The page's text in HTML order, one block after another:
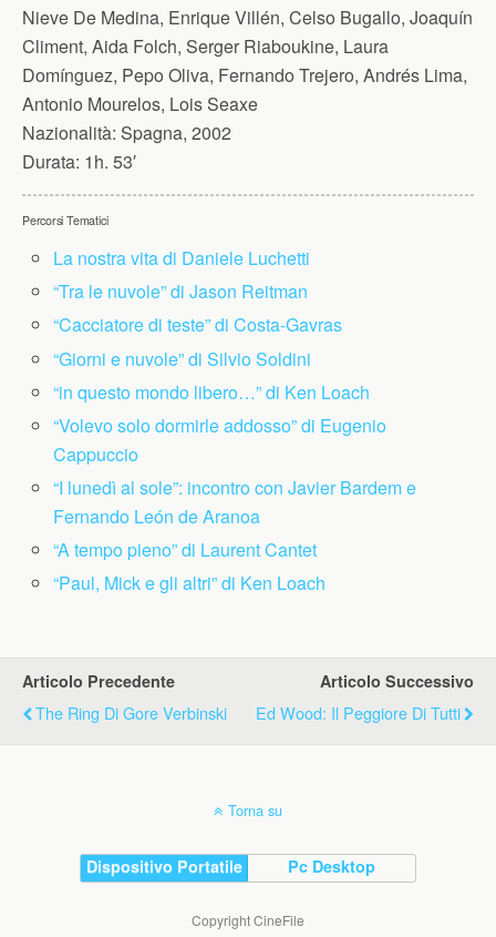
Nieve De Medina, Enrique Villén, Celso Bugallo, Joaquín
Climent, Aida Folch, Serger Riaboukine, Laura
Domínguez, Pepo Oliva, Fernando Trejero, Andrés Lima,
Antonio Mourelos, Lois Seaxe
Nazionalità: Spagna, 2002
Durata: 1h. 53′
Percorsi Tematici
La nostra vita di Daniele Luchetti
“Tra le nuvole” di Jason Reitman
“Cacciatore di teste” di Costa-Gavras
“Giorni e nuvole” di Silvio Soldini
“in questo mondo libero…” di Ken Loach
“Volevo solo dormirle addosso” di Eugenio
Cappuccio
“I lunedì al sole”: incontro con Javier Bardem e
Fernando León de Aranoa
“A tempo pieno” di Laurent Cantet
“Paul, Mick e gli altri” di Ken Loach
Articolo Precedente
The Ring Di Gore Verbinski
Articolo Successivo
Ed Wood: Il Peggiore Di Tutti
Torna su
Dispositivo Portatile Pc Desktop
Copyright CineFile